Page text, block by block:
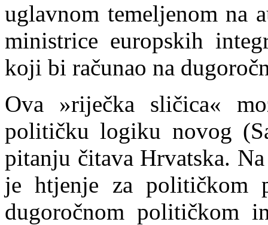
uglavnom temeljenom na
ministrice europskih
koji bi računao na
Ova »riječka sličica«
političku logiku novog
pitanju čitava Hrvatska.
je htjenje za političkom
dugoročnom političkom